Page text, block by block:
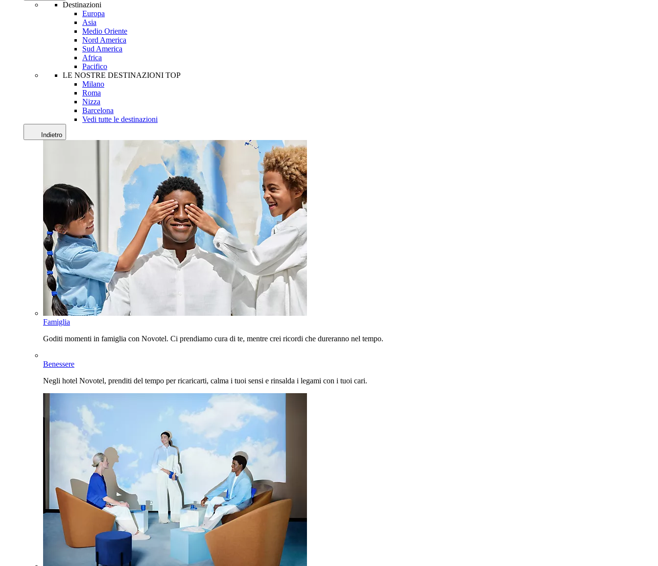
Destinazioni
Europa
Asia
Medio Oriente
Nord America
Sud America
Africa
Pacifico
LE NOSTRE DESTINAZIONI TOP
Milano
Roma
Nizza
Barcelona
Vedi tutte le destinazioni
Indietro
Famiglia
Goditi momenti in famiglia con Novotel. Ci prendiamo cura di te, mentre crei ricordi che dureranno nel tempo.
Benessere
Negli hotel Novotel, prenditi del tempo per ricaricarti, calma i tuoi sensi e rinsalda i legami con i tuoi cari.